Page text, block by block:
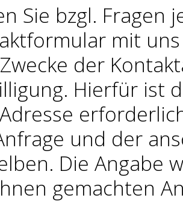
Sie bzgl. Fragen
mit
der
Hierfür ist
und der
Die Angabe
gemachten